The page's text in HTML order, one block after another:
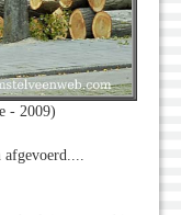
- 2009)
afgevoerd....